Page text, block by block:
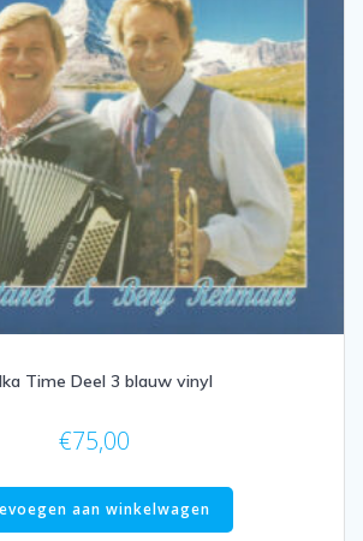
Time Deel 3 blauw vinyl
€75,00
aan winkelwagen